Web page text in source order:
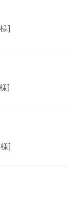
]
]
]